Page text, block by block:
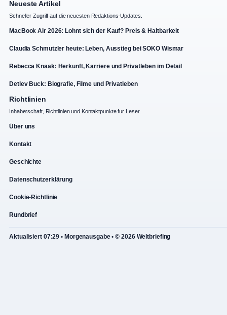
Neueste Artikel
Schneller Zugriff auf die neuesten Redaktions-Updates.
MacBook Air 2026: Lohnt sich der Kauf? Preis & Haltbarkeit
Claudia Schmutzler heute: Leben, Ausstieg bei SOKO Wismar
Rebecca Knaak: Herkunft, Karriere und Privatleben im Detail
Detlev Buck: Biografie, Filme und Privatleben
Richtlinien
Inhaberschaft, Richtlinien und Kontaktpunkte fur Leser.
Über uns
Kontakt
Geschichte
Datenschutzerklärung
Cookie-Richtlinie
Rundbrief
Aktualisiert 07:29 • Morgenausgabe • © 2026 Weltbriefing